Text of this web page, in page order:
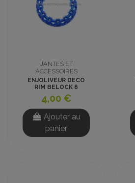
JANTES ET
ACCESSOIRES
ENJOLIVEUR DECO
RIM BELOCK 6
POUCES BLEU
4,00 €
Ajouter au
panier